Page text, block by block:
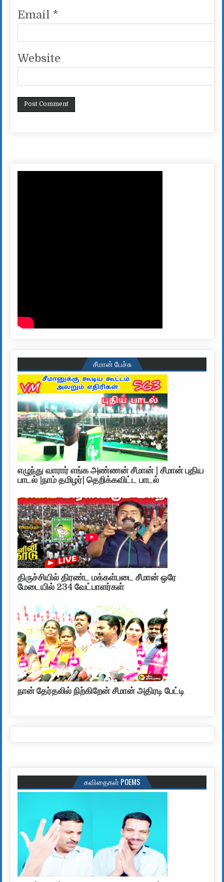
Email *
Website
சீமான் பேச்சு
எழுந்து வாரார் எங்க அண்ணன் சீமான் | சீமான் புதிய
பாடல் |நாம் தமிழர்| தெறிக்கவிட்ட பாடல்
திருச்சியில் திரண்ட மக்கள்படை சீமான் ஒரே
மேடையில் 234 வேட்பாளர்கள்
நான் தேர்தலில் நிற்கிறேன் சீமான் அதிரடி பேட்டி
கவிதைகள் POEMS